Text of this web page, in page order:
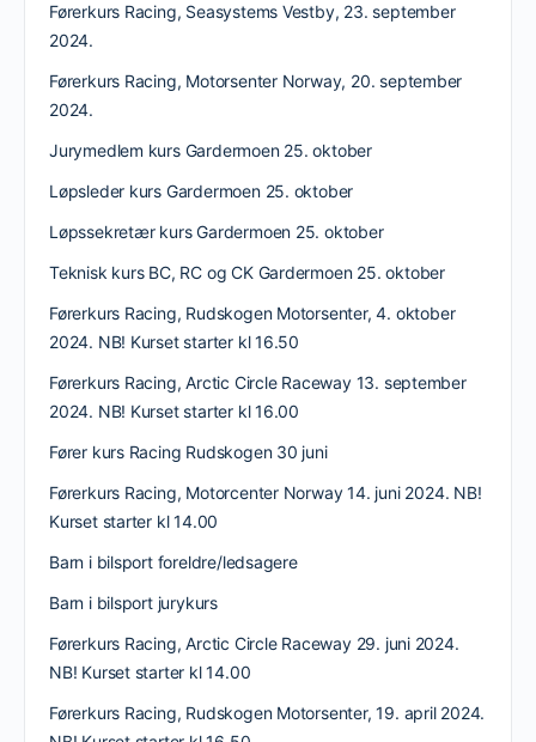
Førerkurs Racing, Seasystems Vestby, 23. september
2024.
Førerkurs Racing, Motorsenter Norway, 20. september
2024.
Jurymedlem kurs Gardermoen 25. oktober
Løpsleder kurs Gardermoen 25. oktober
Løpssekretær kurs Gardermoen 25. oktober
Teknisk kurs BC, RC og CK Gardermoen 25. oktober
Førerkurs Racing, Rudskogen Motorsenter, 4. oktober
2024. NB! Kurset starter kl 16.50
Førerkurs Racing, Arctic Circle Raceway 13. september
2024. NB! Kurset starter kl 16.00
Fører kurs Racing Rudskogen 30 juni
Førerkurs Racing, Motorcenter Norway 14. juni 2024. NB!
Kurset starter kl 14.00
Barn i bilsport foreldre/ledsagere
Barn i bilsport jurykurs
Førerkurs Racing, Arctic Circle Raceway 29. juni 2024.
NB! Kurset starter kl 14.00
Førerkurs Racing, Rudskogen Motorsenter, 19. april 2024.